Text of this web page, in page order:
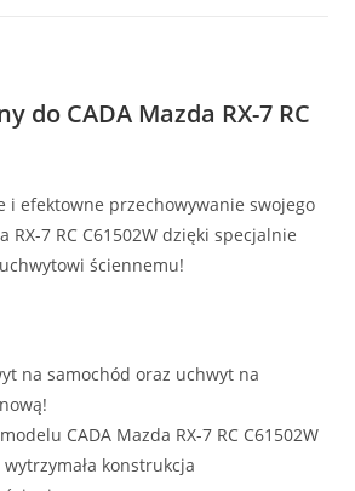
do CADA Mazda RX-7 RC
i efektowne przechowywanie swojego
RX-7 RC C61502W dzięki specjalnie
ściennemu!
na samochód oraz uchwyt na
CADA Mazda RX-7 RC C61502W
wytrzymała konstrukcja